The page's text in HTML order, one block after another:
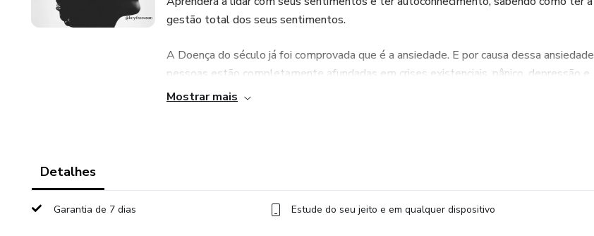
gestão total dos seus sentimentos.
A Doença do século já foi comprovada que é a ansiedade. E por causa dessa ansiedade
pessoas estão completamente afundadas em crises existenciais, pânico, depressão e
infelizmente suicídios em um número assustador.
Mostrar mais
Detalhes
Garantia de 7 dias Estude do seu jeito e em qualquer dispositivo